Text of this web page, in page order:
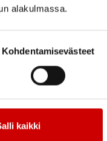
alakulmassa.
Kohdentamisevästeet
kaikki
tuttu arkityön
Olemme
ollut mukana
mutta pyrin